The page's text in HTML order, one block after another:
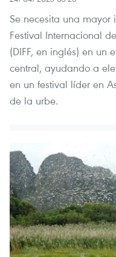
Se necesita una mayor
Festival Internacional
(DIFF, en inglés) en un
central, ayudando a
en un festival líder en
de la urbe.